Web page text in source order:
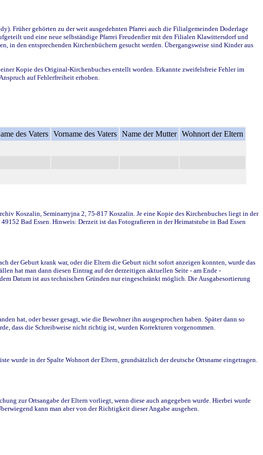
Früher gehörten zu der weit ausgedehnten Pfarrei auch die Filialgemeinden Doderlage
und eine neue selbständige Pfarrei Freudenfier mit den Filialen Klawittersdorf und
den entsprechenden Kirchenbüchern gesucht werden. Übergangsweise sind Kinder aus
Kopie des Original-Kirchenbuches erstellt worden. Erkannte zweifelsfreie Fehler im
auf Fehlerfreiheit erhoben.
des Vaters Vorname des Vaters Name der Mutter Wohnort der Eltern
Koszalin, Seminarryjna 2, 75-817 Koszalin. Je eine Kopie des Kirchenbuches liegt in der
Bad Essen. Hinweis: Derzeit ist das Fotografieren in der Heimatstube in Bad Essen
der Geburt krank war, oder die Eltern die Geburt nicht sofort anzeigen konnten, wurde das
hat man dann diesen Eintrag auf der derzeitigen aktuellen Seite - am Ende -
Datum ist aus technischen Gründen nur eingeschränkt möglich. Die Ausgabesortierung
hat, oder besser gesagt, wie die Bewohner ihn ausgesprochen haben. Später dann so
dass die Schreibweise nicht richtig ist, wurden Korrekturen vorgenommen.
wurde in der Spalte Wohnort der Eltern, grundsätzlich der deutsche Ortsname eingetragen.
zur Ortsangabe der Eltern vorliegt, wenn diese auch angegeben wurde. Hierbei wurde
kann man aber von der Richtigkeit dieser Angabe ausgehen.